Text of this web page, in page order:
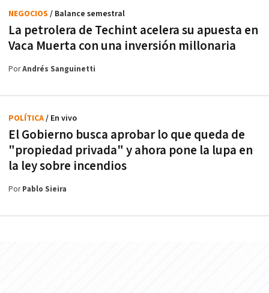
La petrolera de Techint acelera su apuesta en
Vaca Muerta con una inversión millonaria
NEGOCIOS / Balance semestral
PorAndrés Sanguinetti
El Gobierno busca aprobar lo que queda de
"propiedad privada" y ahora pone la lupa en
la ley sobre incendios
POLÍTICA/ En vivo
PorPablo Sieira